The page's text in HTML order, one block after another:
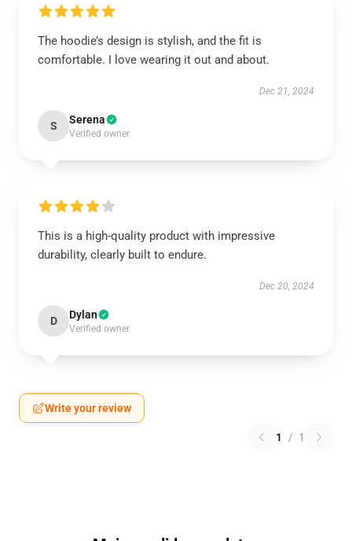
The hoodie’s design is stylish, and the fit is
comfortable. I love wearing it out and about.
Dec 21, 2024
S Serena
Verified owner
This is a high-quality product with impressive
durability, clearly built to endure.
Dec 20, 2024
D Dylan
Verified owner
Write your review
1 / 1